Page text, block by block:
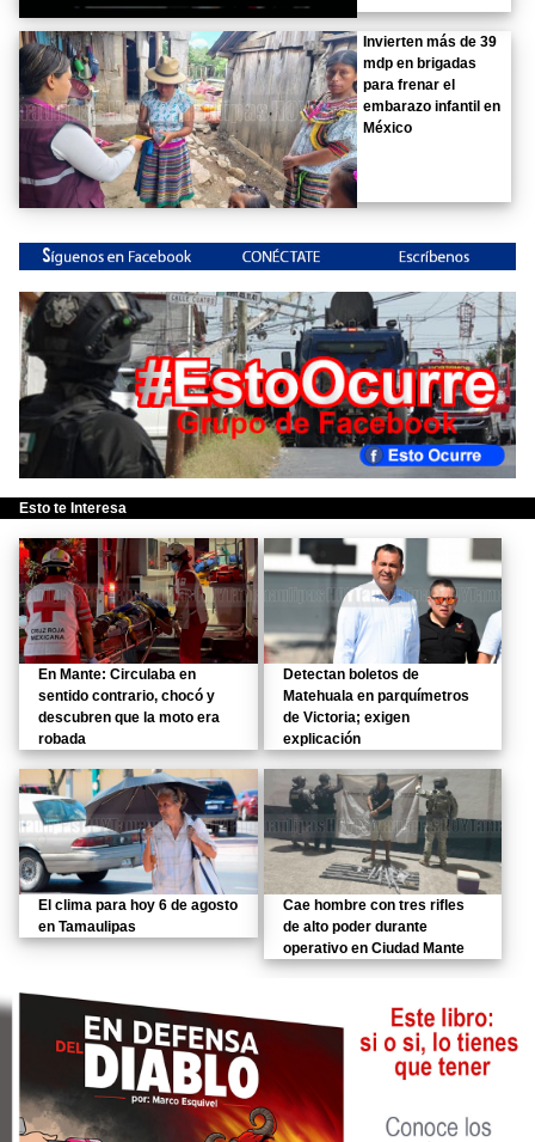
Invierten más de 39
mdp en brigadas
para frenar el
embarazo infantil en
México
Esto te Interesa
En Mante: Circulaba en
sentido contrario, chocó y
descubren que la moto era
robada
Detectan boletos de
Matehuala en parquímetros
de Victoria; exigen
explicación
El clima para hoy 6 de agosto
en Tamaulipas
Cae hombre con tres rifles
de alto poder durante
operativo en Ciudad Mante